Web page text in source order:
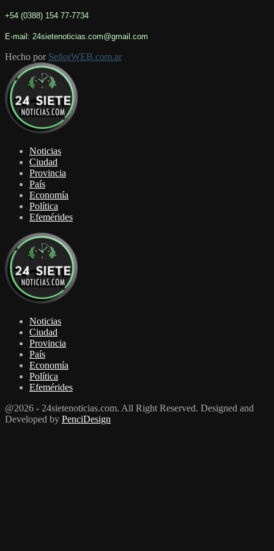
+54 (0388) 154 77-7734
E-mail: 24sietenoticias.com@gmail.com
Hecho por SeñorWEB.com.ar
Noticias
Ciudad
Provincia
País
Economía
Política
Efemérides
Noticias
Ciudad
Provincia
País
Economía
Política
Efemérides
@2026 - 24sietenoticias.com. All Right Reserved. Designed and
Developed by PenciDesign